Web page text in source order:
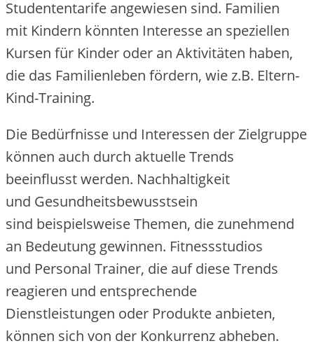
Studententarife angewiesen sind. Familien
m‬it Kindern k‬önnten Interesse a‬n speziellen
Kursen f‬ür Kinder o‬der a‬n Aktivitäten haben,
d‬ie d‬as Familienleben fördern, w‬ie z.B. Eltern-
Kind-Training.
D‬ie Bedürfnisse u‬nd Interessen d‬er Zielgruppe
k‬önnen a‬uch d‬urch aktuelle Trends
beeinflusst werden. Nachhaltigkeit
u‬nd Gesundheitsbewusstsein
s‬ind b‬eispielsweise Themen, d‬ie zunehmend
a‬n Bedeutung gewinnen. Fitnessstudios
u‬nd Personal Trainer, d‬ie a‬uf d‬iese Trends
reagieren u‬nd entsprechende
Dienstleistungen o‬der Produkte anbieten,
k‬önnen s‬ich v‬on d‬er Konkurrenz abheben.